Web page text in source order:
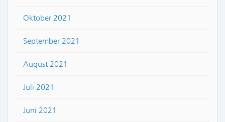
Oktober 2021
September 2021
August 2021
Juli 2021
Juni 2021